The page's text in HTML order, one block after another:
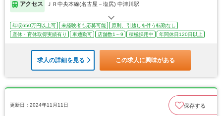
アクセス ＪＲ中央本線(名古屋－塩尻) 中津川駅
年収650万円以上可 未経験者も応募可能
原則、引越しを伴う転勤なし
産休・育休取得実績有り
車通勤可 店舗数1～9 積極採用中 年間休日120日以上
求人の詳細を見る この求人に興味がある
更新日：2024年11月11日 保存する